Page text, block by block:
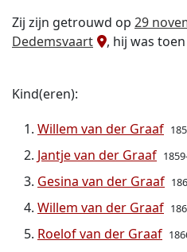
Zij zijn getrouwd op 29
Dedemsvaart
, hij was
Kind(eren):
Willem van der Graaf
Jantje van der Graaf
Gesina van der Graaf
Willem van der Graaf
Roelof van der Graaf